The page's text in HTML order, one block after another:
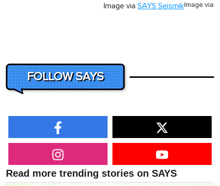
Image via SAYS Seismik Image via
FOLLOW SAYS
Read more trending stories on SAYS